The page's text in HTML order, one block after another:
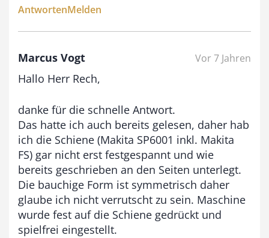
AntwortenMelden
Marcus Vogt Vor 7 Jahren
Hallo Herr Rech,
danke für die schnelle Antwort.
Das hatte ich auch bereits gelesen, daher hab
ich die Schiene (Makita SP6001 inkl. Makita
FS) gar nicht erst festgespannt und wie
bereits geschrieben an den Seiten unterlegt.
Die bauchige Form ist symmetrisch daher
glaube ich nicht verrutscht zu sein. Maschine
wurde fest auf die Schiene gedrückt und
spielfrei eingestellt.